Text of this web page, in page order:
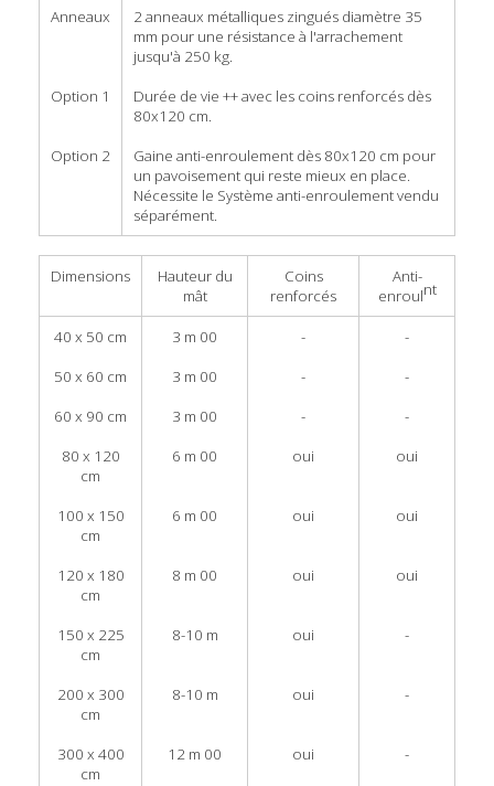
Anneaux
2 anneaux métalliques zingués diamètre 35
mm pour une résistance à l'arrachement
jusqu'à 250 kg.
Option 1
Durée de vie ++ avec les coins renforcés dès
80x120 cm.
Option 2
Gaine anti-enroulement dès 80x120 cm pour
un pavoisement qui reste mieux en place.
Nécessite le Système anti-enroulement vendu
séparément.
Dimensions
Hauteur du
mât
Coins
renforcés
Anti-
enroulnt
40 x 50 cm 3 m 00 -
-
50 x 60 cm
3 m 00 -
-
60 x 90 cm
3 m 00 -
-
80 x 120
cm
6 m 00 oui oui
100 x 150
cm
6 m 00 oui oui
120 x 180
cm
8 m 00 oui oui
150 x 225
cm
8-10 m oui -
200 x 300
cm
8-10 m oui -
300 x 400
cm
12 m 00 oui -